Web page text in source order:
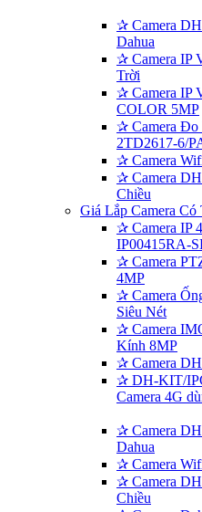
✰ Camera
Dahua
✰ Camera IP
Trời
✰ Camera IP
COLOR 5MP
✰ Camera
2TD2617-6/
✰ Camera
✰ Camera
Chiều
Giá Lắp Camera
✰ Camera IP
IP00415RA-
✰ Camera
4MP
✰ Camera
Siêu Nét
✰ Camera
Kính 8MP
✰ Camera
✰ DH-KIT/
Camera 4G
✰ Camera
Dahua
✰ Camera
✰ Camera
Chiều